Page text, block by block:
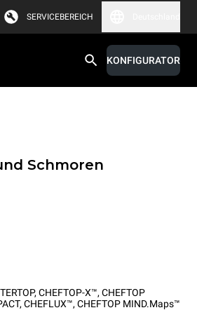
SERVICEBEREICH
KONFIGURATOR
Schmoren
, CHEFTOP-X™, CHEFTOP
, CHEFLUX™, CHEFTOP MIND.Maps™